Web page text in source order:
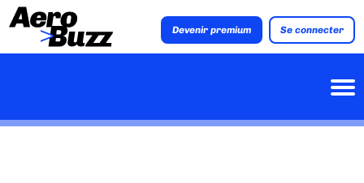
Devenir premium Se connecter